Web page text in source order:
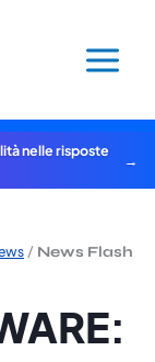
nelle risposte
/ News Flash